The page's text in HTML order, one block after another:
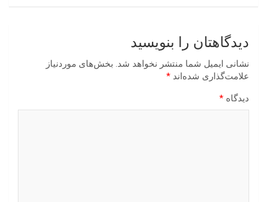
دیدگاهتان را بنویسید
نشانی ایمیل شما منتشر نخواهد شد. بخش‌های موردنیاز
علامت‌گذاری شده‌اند *
دیدگاه *